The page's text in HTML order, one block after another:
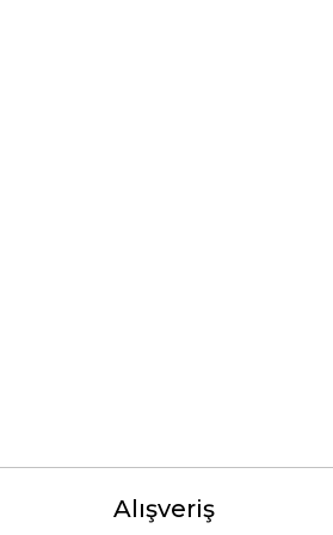
Alışveriş